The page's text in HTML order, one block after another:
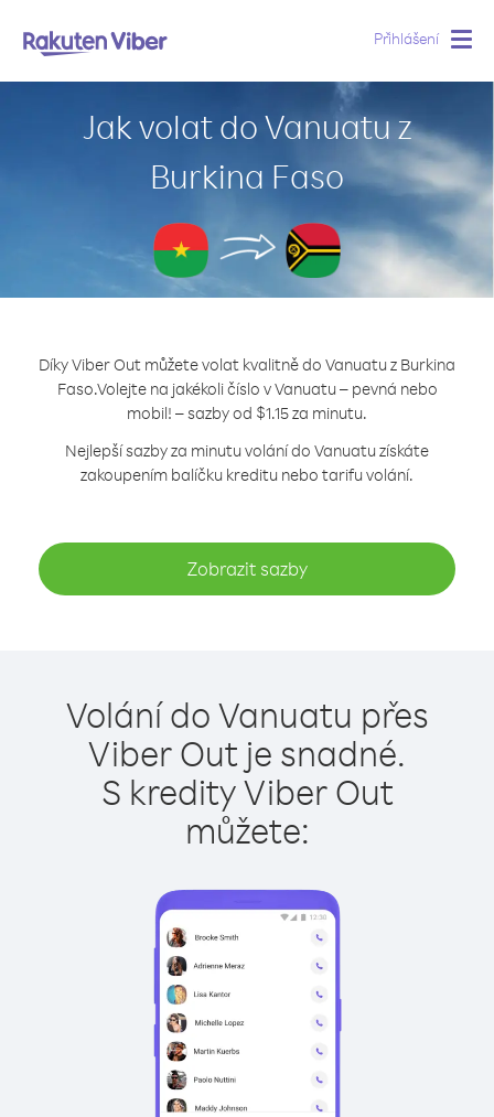
Přihlášení
Jak volat do Vanuatu z
Burkina Faso
Díky Viber Out můžete volat kvalitně do Vanuatu z Burkina
Faso.Volejte na jakékoli číslo v Vanuatu – pevná nebo
mobil! – sazby od $1.15 za minutu.
Nejlepší sazby za minutu volání do Vanuatu získáte
zakoupením balíčku kreditu nebo tarifu volání.
Zobrazit sazby
Volání do Vanuatu přes
Viber Out je snadné.
S kredity Viber Out
můžete: